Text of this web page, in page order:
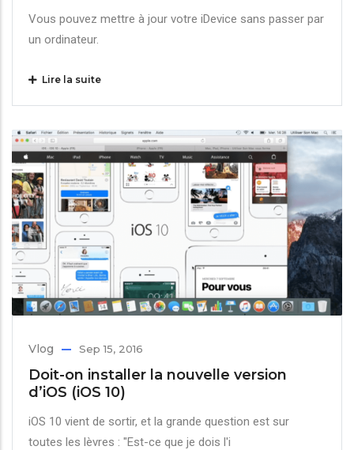
Vous pouvez mettre à jour votre iDevice sans passer par
un ordinateur.
Lire la suite
Vlog Sep 15, 2016
Doit-on installer la nouvelle version
d’iOS (iOS 10)
iOS 10 vient de sortir, et la grande question est sur
toutes les lèvres : "Est-ce que je dois l'i